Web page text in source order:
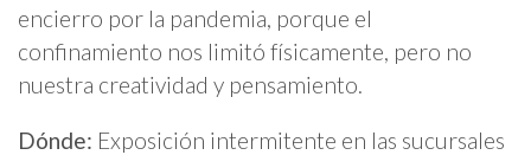
encierro por la pandemia, porque el
confinamiento nos limitó físicamente, pero no
nuestra creatividad y pensamiento.
Dónde: Exposición intermitente en las sucursales